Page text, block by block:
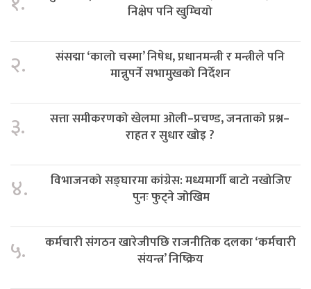
निक्षेप पनि खुम्चियो
२.
संसद्मा ‘कालो चस्मा’ निषेध, प्रधानमन्त्री र मन्त्रीले पनि
मान्नुपर्ने सभामुखको निर्देशन
३.
सत्ता समीकरणको खेलमा ओली–प्रचण्ड, जनताको प्रश्न–
राहत र सुधार खोइ ?
४.
विभाजनको सङ्घारमा कांग्रेस: मध्यमार्गी बाटो नखोजिए
पुनः फुट्ने जोखिम
५.
कर्मचारी संगठन खारेजीपछि राजनीतिक दलका ‘कर्मचारी
संयन्त्र’ निष्क्रिय